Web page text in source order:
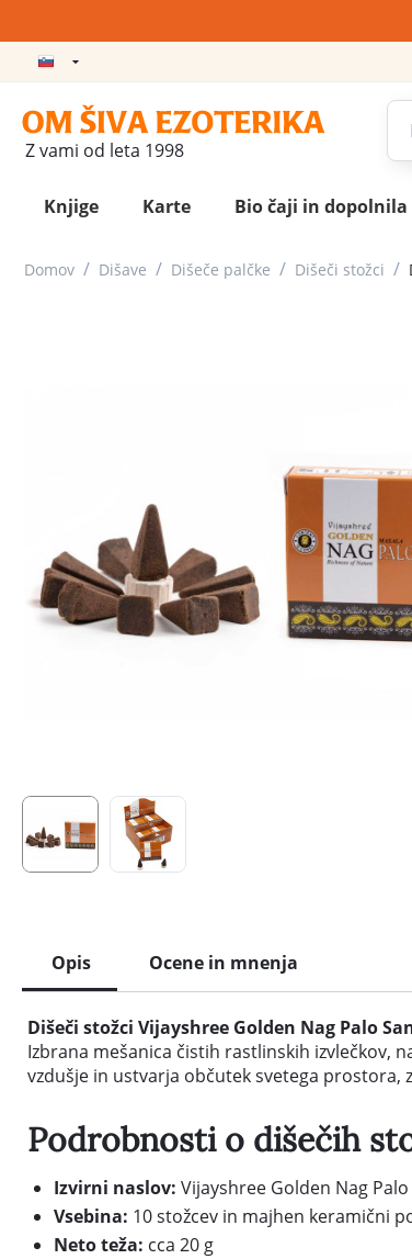
Z vami od leta 1998
Knjige Karte Bio čaji in dopolnila
Domov / Dišave / Dišeče palčke / Dišeči stožci /
Opis Ocene in mnenja
Dišeči stožci Vijayshree Golden Nag Palo
Izbrana mešanica čistih rastlinskih izvlečkov,
vzdušje in ustvarja občutek svetega
Podrobnosti o dišečih
Izvirni naslov: Vijayshree Golden Nag
Vsebina: 10 stožcev in majhen keramični
Neto teža: cca 20 g